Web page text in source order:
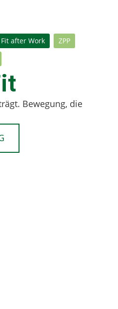
Fit after Work ZPP
Bewegung, die